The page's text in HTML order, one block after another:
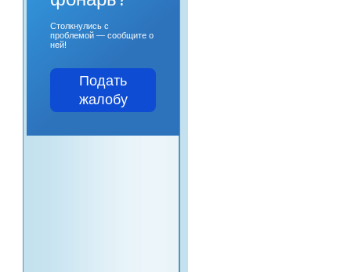
Столкнулись с
проблемой — сообщите о
ней!
Подать
жалобу